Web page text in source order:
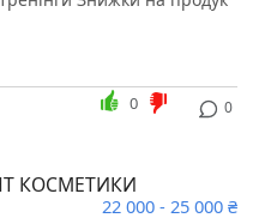
0
0
КОСМЕТИКИ
22 000 - 25 000 ₴